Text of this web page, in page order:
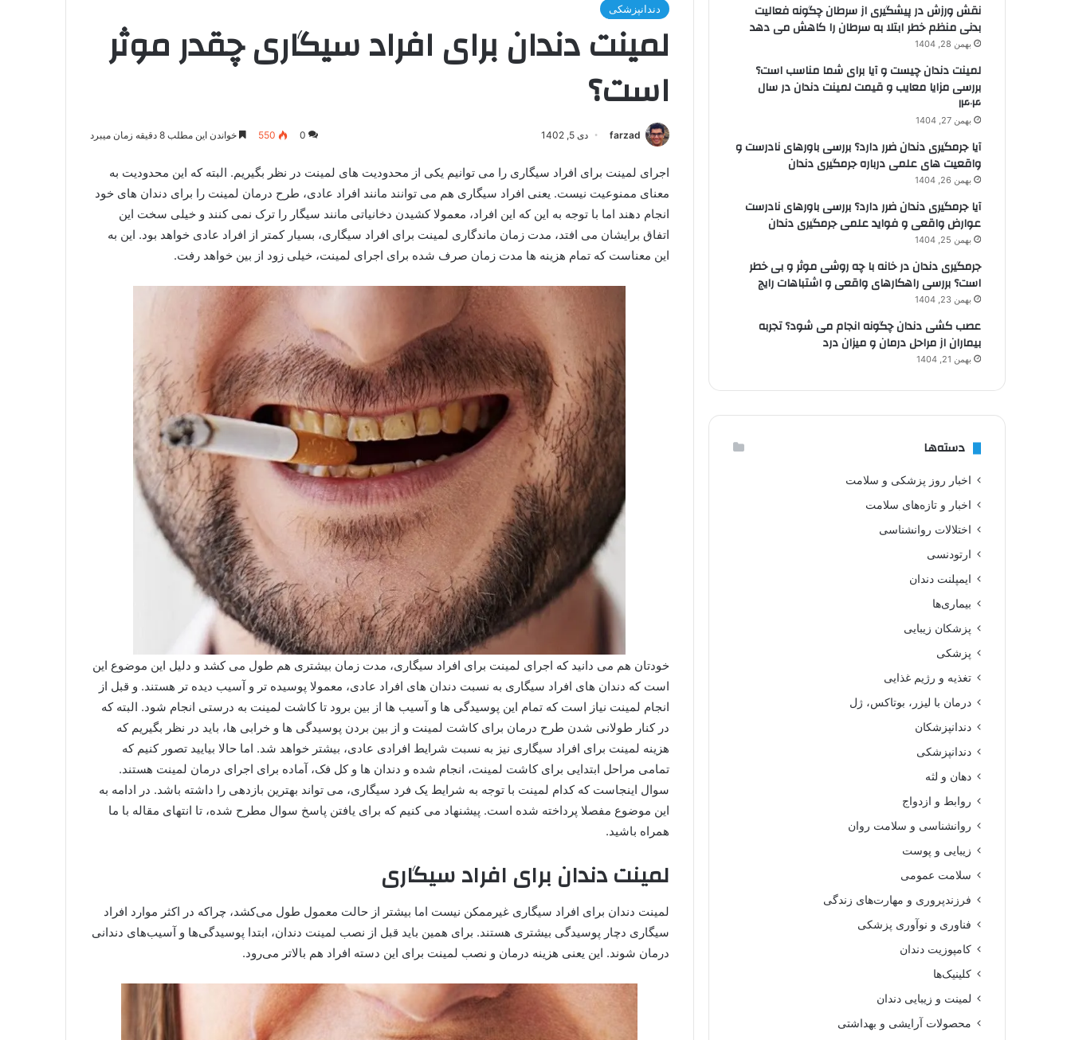
دندانپزشکی
لمینت دندان برای افراد سیگاری چقدر موثر
است؟
farzad دی 5, 1402 0
550 خواندن این مطلب 8 دقیقه زمان میبرد
اجرای لمینت برای افراد سیگاری را می توانیم یکی از محدودیت های لمینت در نظر بگیریم. البته که این محدودیت به
معنای ممنوعیت نیست. یعنی افراد سیگاری هم می توانند مانند افراد عادی، طرح درمان لمینت را برای دندان های خود
انجام دهند اما با توجه به این که این افراد، معمولا کشیدن دخانیاتی مانند سیگار را ترک نمی کنند و خیلی سخت این
اتفاق برایشان می افتد، مدت زمان ماندگاری لمینت برای افراد سیگاری، بسیار کمتر از افراد عادی خواهد بود. این به
این معناست که تمام هزینه ها مدت زمان صرف شده برای اجرای لمینت، خیلی زود از بین خواهد رفت.
خودتان هم می دانید که اجرای لمینت برای افراد سیگاری، مدت زمان بیشتری هم طول می کشد و دلیل این موضوع این
است که دندان های افراد سیگاری به نسبت دندان های افراد عادی، معمولا پوسیده تر و آسیب دیده تر هستند. و قبل از
انجام لمینت نیاز است که تمام این پوسیدگی ها و آسیب ها از بین برود تا کاشت لمینت به درستی انجام شود. البته که
در کنار طولانی شدن طرح درمان برای کاشت لمینت و از بین بردن پوسیدگی ها و خرابی ها، باید در نظر بگیریم که
هزینه لمینت برای افراد سیگاری نیز به نسبت شرایط افرادی عادی، بیشتر خواهد شد. اما حالا بیایید تصور کنیم که
تمامی مراحل ابتدایی برای کاشت لمینت، انجام شده و دندان ها و کل فک، آماده برای اجرای درمان لمینت هستند.
سوال اینجاست که کدام لمینت با توجه به شرایط یک فرد سیگاری، می تواند بهترین بازدهی را داشته باشد. در ادامه به
این موضوع مفصلا پرداخته شده است. پیشنهاد می کنیم که برای یافتن پاسخ سوال مطرح شده، تا انتهای مقاله با ما
همراه باشید.
لمینت دندان برای افراد سیگاری
لمینت دندان برای افراد سیگاری غیرممکن نیست اما بیشتر از حالت معمول طول می‌کشد، چراکه در اکثر موارد افراد
سیگاری دچار پوسیدگی بیشتری هستند. برای همین باید قبل از نصب لمینت دندان، ابتدا پوسیدگی‌ها و آسیب‌های دندانی
درمان شوند. این یعنی هزینه درمان و نصب لمینت برای این دسته افراد هم بالاتر می‌رود.
نقش ورزش در پیشگیری از سرطان چگونه فعالیت
بدنی منظم خطر ابتلا به سرطان را کاهش می دهد
بهمن 28, 1404
لمینت دندان چیست و آیا برای شما مناسب است؟
بررسی مزایا معایب و قیمت لمینت دندان در سال
۱۴۰۴
بهمن 27, 1404
آیا جرمگیری دندان ضرر دارد؟ بررسی باورهای نادرست و
واقعیت های علمی درباره جرمگیری دندان
بهمن 26, 1404
آیا جرمگیری دندان ضرر دارد؟ بررسی باورهای نادرست
عوارض واقعی و فواید علمی جرمگیری دندان
بهمن 25, 1404
جرمگیری دندان در خانه با چه روشی موثر و بی خطر
است؟ بررسی راهکارهای واقعی و اشتباهات رایج
بهمن 23, 1404
عصب کشی دندان چگونه انجام می شود؟ تجربه
بیماران از مراحل درمان و میزان درد
بهمن 21, 1404
دسته‌ها
اخبار روز پزشکی و سلامت
اخبار و تازه‌های سلامت
اختلالات روانشناسی
ارتودنسی
ایمپلنت دندان
بیماری‌ها
پزشکان زیبایی
پزشکی
تغذیه و رژیم غذایی
درمان با لیزر، بوتاکس، ژل
دندانپزشکان
دندانپزشکی
دهان و لثه
روابط و ازدواج
روانشناسی و سلامت روان
زیبایی و پوست
سلامت عمومی
فرزندپروری و مهارت‌های زندگی
فناوری و نوآوری پزشکی
کامپوزیت دندان
کلینیک‌ها
لمینت و زیبایی دندان
محصولات آرایشی و بهداشتی